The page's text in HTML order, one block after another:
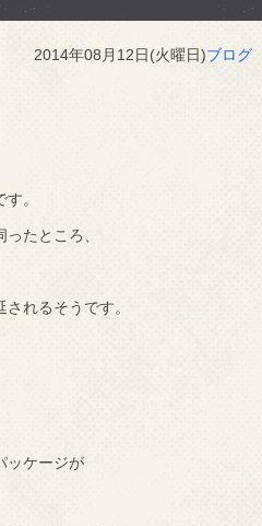
2014年08月12日(火曜日)ブログ
。
たところ、
れるそうです。
ッケージが